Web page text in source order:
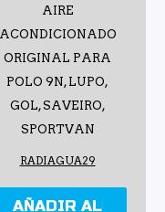
AIRE
ACONDICIONADO
ORIGINAL PARA
POLO 9N, LUPO,
GOL, SAVEIRO,
SPORTVAN
RADIAGUA29
AÑADIR AL